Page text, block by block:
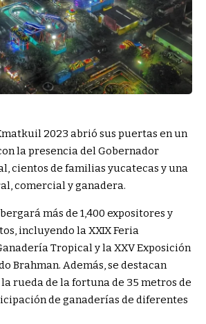
2023 abrió sus puertas en un
la presencia del Gobernador
cientos de familias yucatecas y una
comercial y ganadera.
más de 1,400 expositores y
incluyendo la XXIX Feria
Tropical y la XXV Exposición
Brahman. Además, se destacan
rueda de la fortuna de 35 metros de
de ganaderías de diferentes